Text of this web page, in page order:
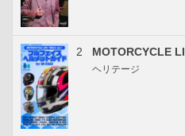
2 MOTORCYCLE
ヘリテージ